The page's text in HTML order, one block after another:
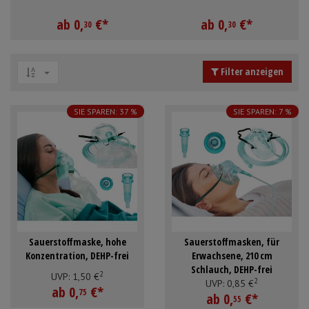
ab 0,30 €* ab 0,30 €*
Filter anzeigen
Sauerstoffmaske, hohe
Konzentration, DEHP-frei
UVP: 1,50 €2
ab 0,75 €*
SIE SPAREN: 37 %
Sauerstoffmasken, für
Erwachsene, 210 cm
Schlauch, DEHP-frei
UVP: 0,85 €2
ab 0,55 €*
SIE SPAREN: 7 %